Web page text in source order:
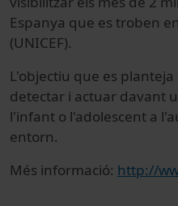
Espanya que es troben
(UNICEF).
L'objectiu que es
detectar i actuar davant
l'infant o l'adolescent a
entorn.
Més informació: http://